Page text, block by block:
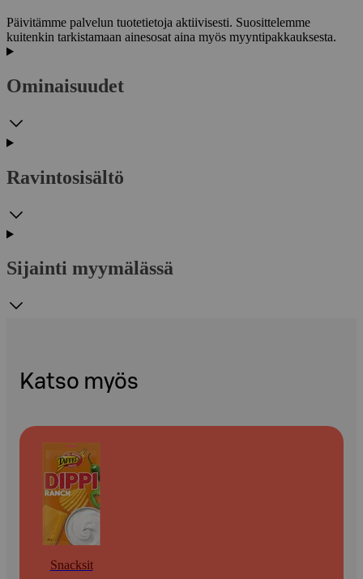
Päivitämme palvelun tuotetietoja aktiivisesti. Suosittelemme
kuitenkin tarkistamaan ainesosat aina myös myyntipakkauksesta.
Ominaisuudet
Ravintosisältö
Sijainti myymälässä
Katso myös
Snacksit